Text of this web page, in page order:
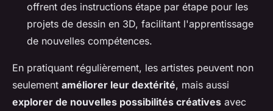
offrent des instructions étape par étape pour les
projets de dessin en 3D, facilitant l'apprentissage
de nouvelles compétences.
En pratiquant régulièrement, les artistes peuvent non
seulement améliorer leur dextérité, mais aussi
explorer de nouvelles possibilités créatives avec